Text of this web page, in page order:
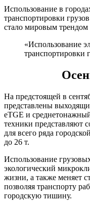
Использование в
транспортировки
стало мировым трендом
«Использование
транспортировки
На предстоящей в
представлены
eTGE и
техники представляют
для всего ряда
до 26 т.
Использование
экологический
жизни, а также меняет
позволяя транспорту
городскую тишину.